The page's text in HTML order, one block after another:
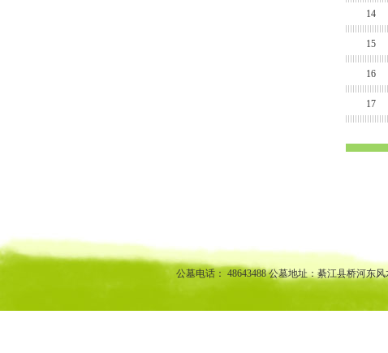
14
15
16
17
公墓电话： 48643488 公墓地址：綦江县桥河东